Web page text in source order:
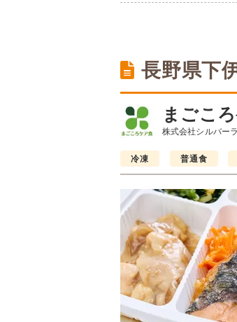
長野県下
まごこ
株式会社シルバー
冷凍 普通食